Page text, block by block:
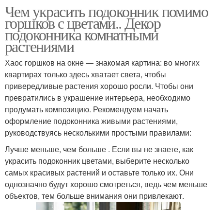
Чем украсить подоконник помимо
горшков с цветами.. Декор
подоконника комнатными
растениями
Хаос горшков на окне — знакомая картина: во многих
квартирах только здесь хватает света, чтобы
привередливые растения хорошо росли. Чтобы они
превратились в украшение интерьера, необходимо
продумать композицию. Рекомендуем начать
оформление подоконника живыми растениями,
руководствуясь несколькими простыми правилами:
Лучше меньше, чем больше . Если вы не знаете, как
украсить подоконник цветами, выберите несколько
самых красивых растений и оставьте только их. Они
однозначно будут хорошо смотреться, ведь чем меньше
объектов, тем больше внимания они привлекают.